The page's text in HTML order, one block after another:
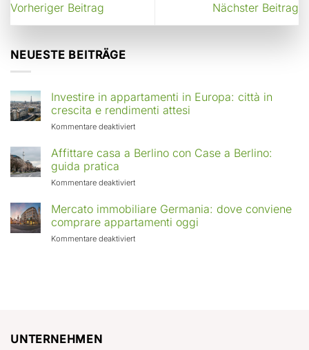
Vorheriger Beitrag Nächster Beitrag
NEUESTE BEITRÄGE
Investire in appartamenti in Europa: città in
crescita e rendimenti attesi
Kommentare deaktiviertfür
in
Europa:
in
crescita
rendimenti
Affittare casa a Berlino con Case a Berlino:
guida pratica
Kommentare deaktiviertfür
casa
a
Berlino
con
Mercato immobiliare Germania: dove conviene
comprare appartamenti oggi
Kommentare deaktiviertfür
UNTERNEHMEN